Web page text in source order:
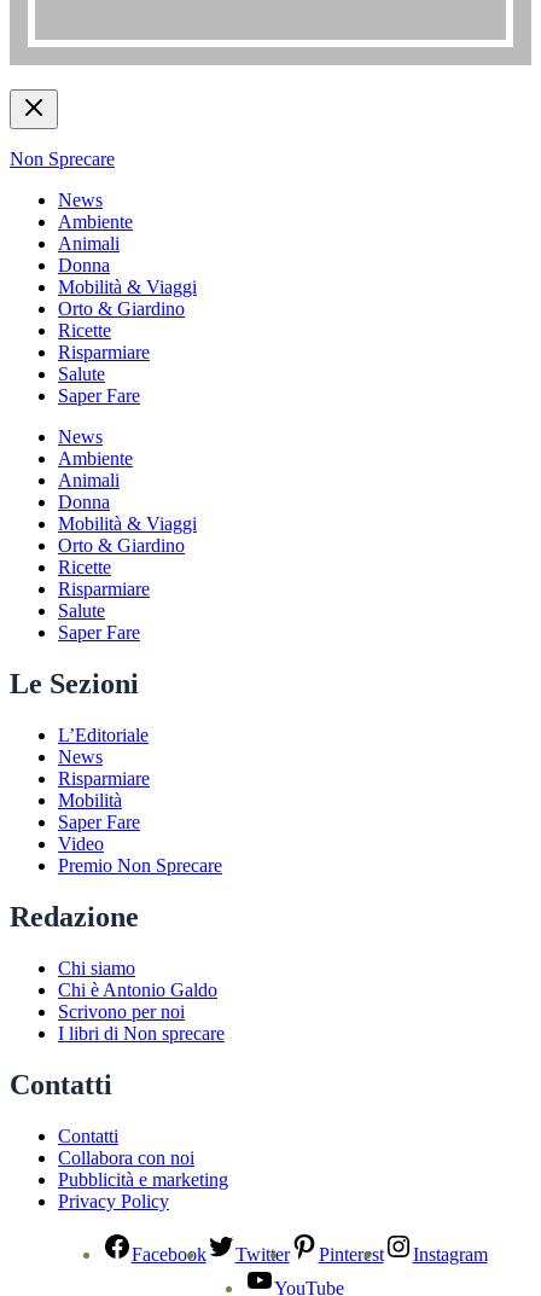
Non Sprecare
News
Ambiente
Animali
Donna
Mobilità & Viaggi
Orto & Giardino
Ricette
Risparmiare
Salute
Saper Fare
News
Ambiente
Animali
Donna
Mobilità & Viaggi
Orto & Giardino
Ricette
Risparmiare
Salute
Saper Fare
Le Sezioni
L’Editoriale
News
Risparmiare
Mobilità
Saper Fare
Video
Premio Non Sprecare
Redazione
Chi siamo
Chi è Antonio Galdo
Scrivono per noi
I libri di Non sprecare
Contatti
Contatti
Collabora con noi
Pubblicità e marketing
Privacy Policy
Facebook Twitter Pinterest
Instagram
YouTube